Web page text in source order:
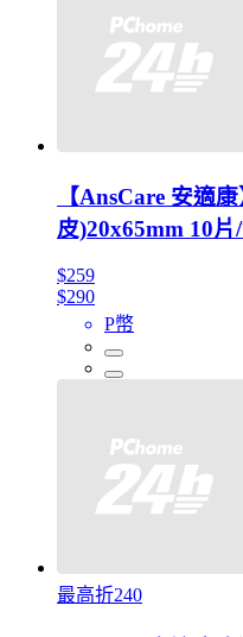
【AnsCare 安適
皮)20x65mm 10片
$259
$290
P幣
最高折240